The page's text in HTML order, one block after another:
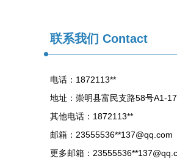
联系我们 Contact
电话：1872113**
地址：崇明县富民支路58号A1-
其他电话：1872113**
邮箱：23555536**137@qq.com
更多邮箱：23555536**